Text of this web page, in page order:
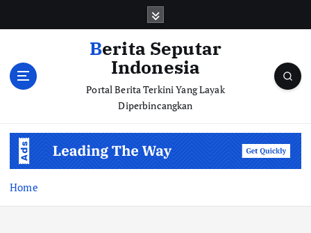
Berita Seputar
Indonesia
Portal Berita Terkini Yang Layak
Diperbincangkan
Home